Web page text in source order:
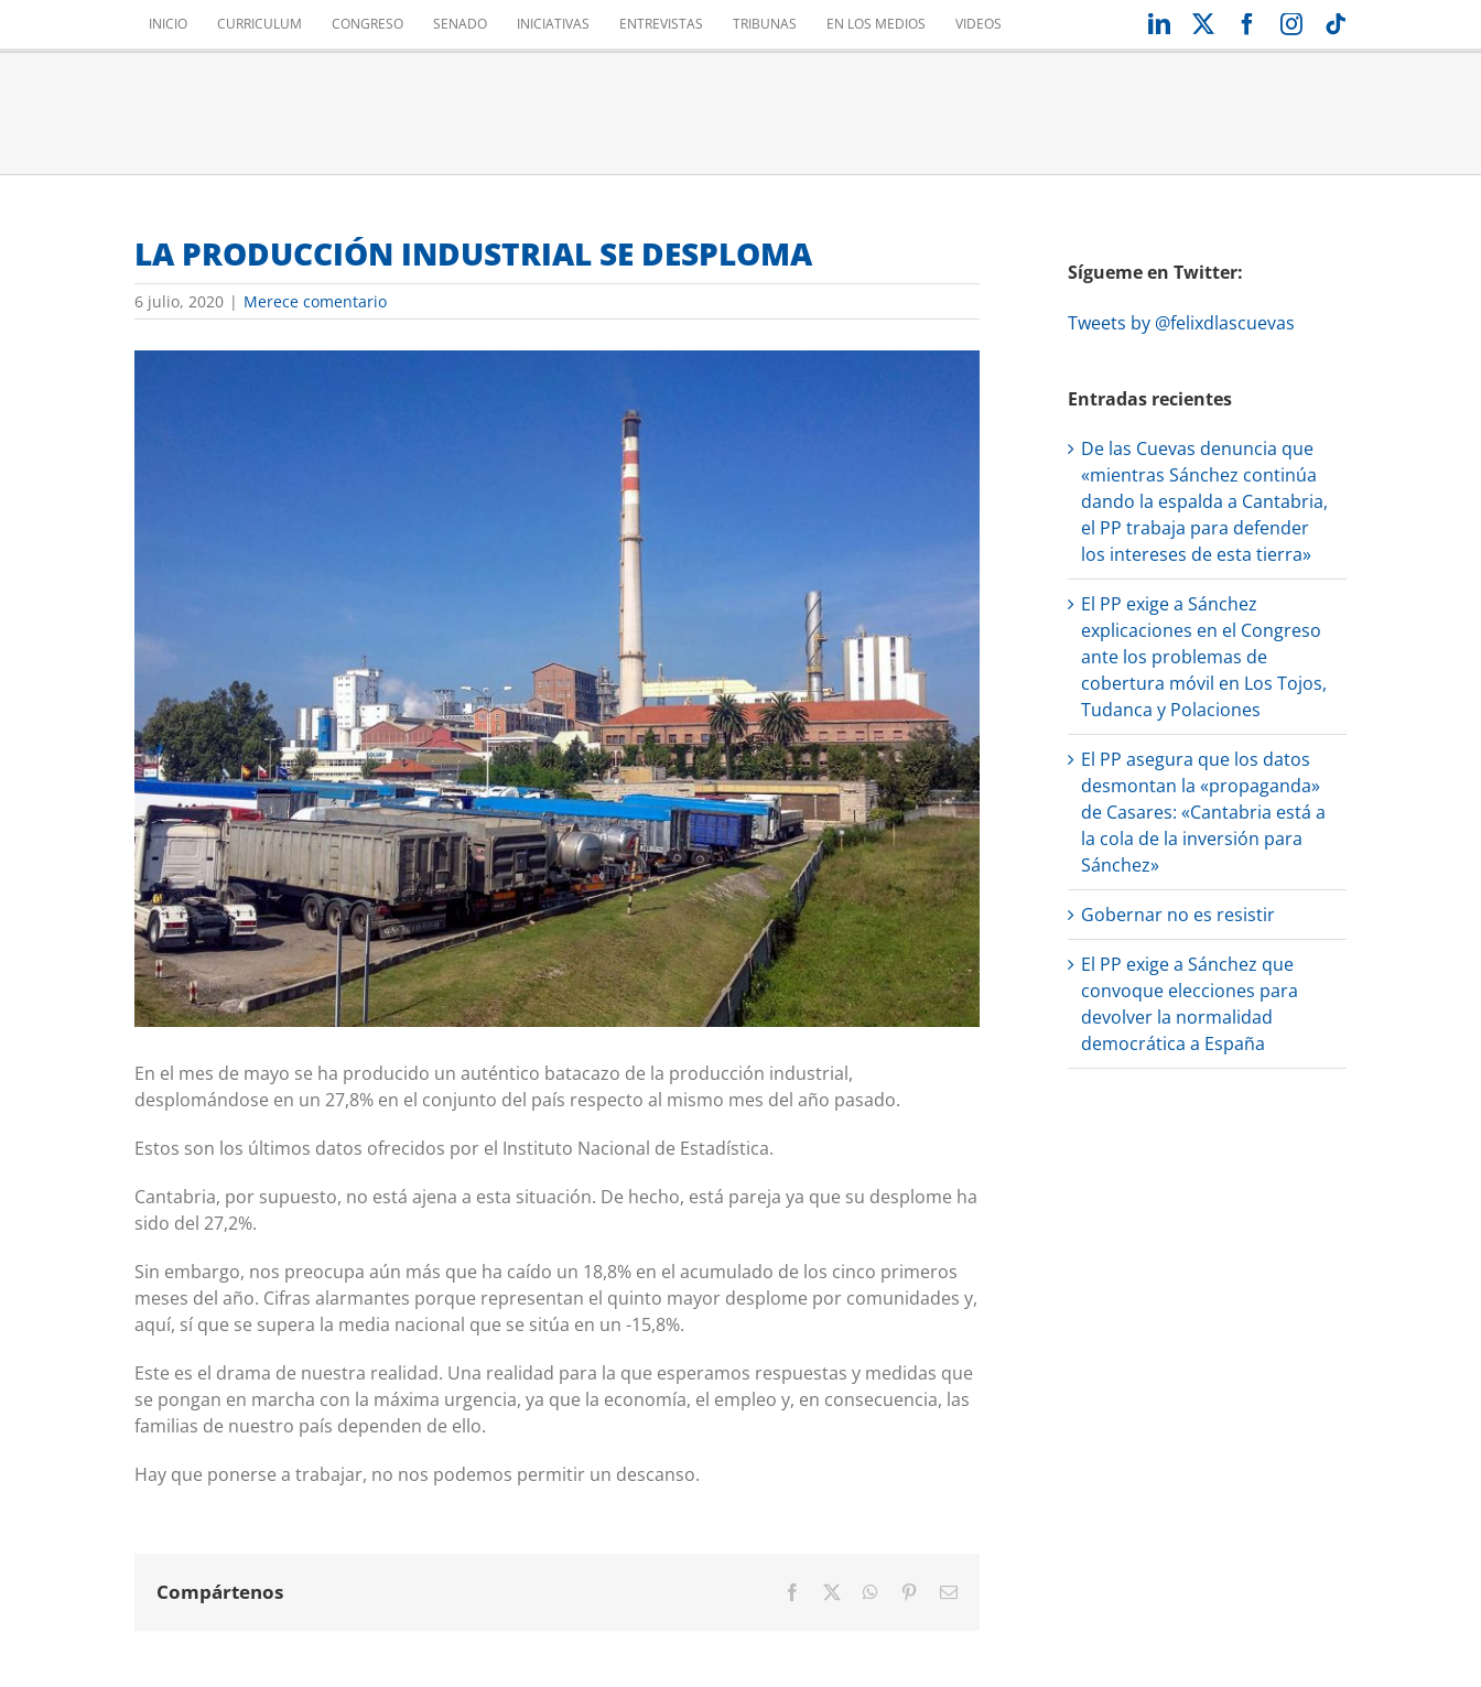
INICIO CURRICULUM CONGRESO SENADO INICIATIVAS ENTREVISTAS TRIBUNAS EN LOS MEDIOS VIDEOS LinkedIn Facebook
Instagram
LA PRODUCCIÓN INDUSTRIAL SE DESPLOMA
6 julio, 2020 | Merece comentario
En el mes de mayo se ha producido un auténtico batacazo de la producción industrial,
desplomándose en un 27,8% en el conjunto del país respecto al mismo mes del año pasado.
Estos son los últimos datos ofrecidos por el Instituto Nacional de Estadística.
Cantabria, por supuesto, no está ajena a esta situación. De hecho, está pareja ya que su desplome ha
sido del 27,2%.
Sin embargo, nos preocupa aún más que ha caído un 18,8% en el acumulado de los cinco primeros
meses del año. Cifras alarmantes porque representan el quinto mayor desplome por comunidades y,
aquí, sí que se supera la media nacional que se sitúa en un -15,8%.
Este es el drama de nuestra realidad. Una realidad para la que esperamos respuestas y medidas que
se pongan en marcha con la máxima urgencia, ya que la economía, el empleo y, en consecuencia, las
familias de nuestro país dependen de ello.
Hay que ponerse a trabajar, no nos podemos permitir un descanso.
Compártenos Facebook WhatsApp
PinterestCorreo
Sígueme en Twitter:
Tweets by @felixdlascuevas
Entradas recientes
De las Cuevas denuncia que
«mientras Sánchez continúa
dando la espalda a Cantabria,
el PP trabaja para defender
los intereses de esta tierra»
El PP exige a Sánchez
explicaciones en el Congreso
ante los problemas de
cobertura móvil en Los Tojos,
Tudanca y Polaciones
El PP asegura que los datos
desmontan la «propaganda»
de Casares: «Cantabria está a
la cola de la inversión para
Sánchez»
Gobernar no es resistir
El PP exige a Sánchez que
convoque elecciones para
devolver la normalidad
democrática a España